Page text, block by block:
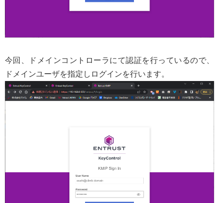
今回、ドメインコントローラにて認証を行っているので、
ドメインユーザを指定しログインを行います。